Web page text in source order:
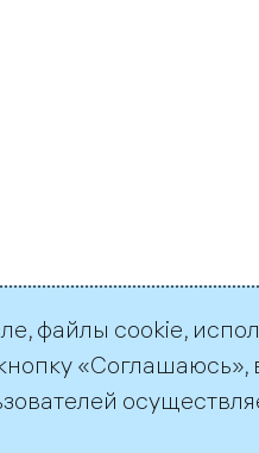
файлы cookie,